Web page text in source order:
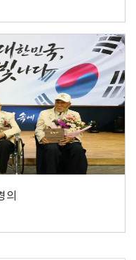
의